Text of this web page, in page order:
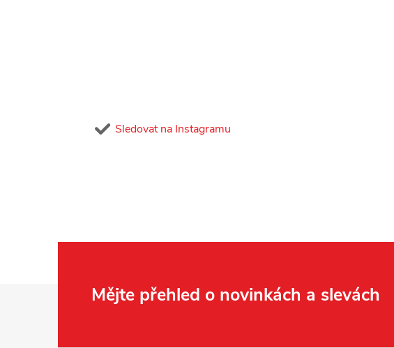
Sledovat na Instagramu
Mějte přehled o novinkách a slevách